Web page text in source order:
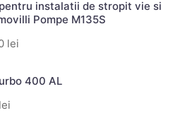
instalatii de stropit vie si
Pompe M135S
lei
400 AL
lei